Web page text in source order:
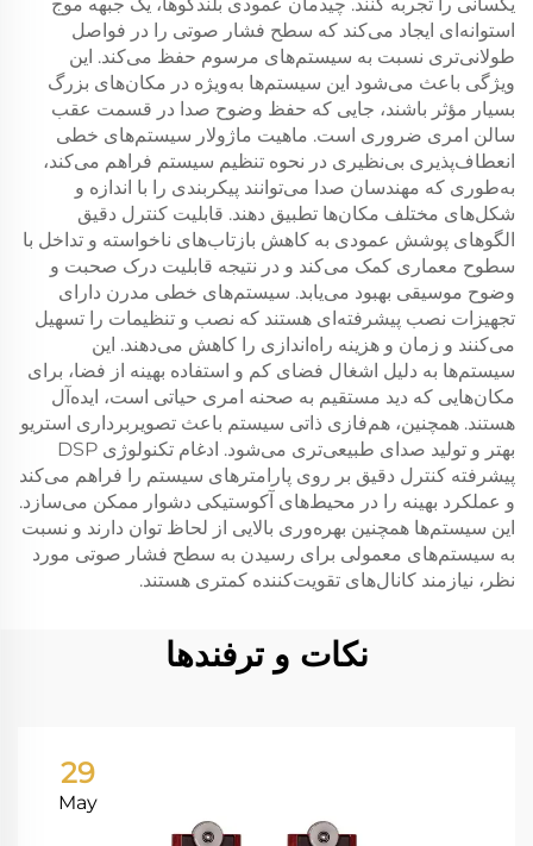
استوانه‌ای ایجاد می‌کند که سطح فشار صوتی را در فواصل
طولانی‌تری نسبت به سیستم‌های مرسوم حفظ می‌کند. این
ویژگی باعث می‌شود این سیستم‌ها به‌ویژه در مکان‌های بزرگ
بسیار مؤثر باشند، جایی که حفظ وضوح صدا در قسمت عقب
سالن امری ضروری است. ماهیت ماژولار سیستم‌های خطی
انعطاف‌پذیری بی‌نظیری در نحوه تنظیم سیستم فراهم می‌کند،
به‌طوری که مهندسان صدا می‌توانند پیکربندی را با اندازه و
شکل‌های مختلف مکان‌ها تطبیق دهند. قابلیت کنترل دقیق
الگوهای پوشش عمودی به کاهش بازتاب‌های ناخواسته و تداخل با
سطوح معماری کمک می‌کند و در نتیجه قابلیت درک صحبت و
وضوح موسیقی بهبود می‌یابد. سیستم‌های خطی مدرن دارای
تجهیزات نصب پیشرفته‌ای هستند که نصب و تنظیمات را تسهیل
می‌کنند و زمان و هزینه راه‌اندازی را کاهش می‌دهند. این
سیستم‌ها به دلیل اشغال فضای کم و استفاده بهینه از فضا، برای
مکان‌هایی که دید مستقیم به صحنه امری حیاتی است، ایده‌آل
هستند. همچنین، هم‌فازی ذاتی سیستم باعث تصویربرداری استریو
بهتر و تولید صدای طبیعی‌تری می‌شود. ادغام تکنولوژی DSP
پیشرفته کنترل دقیق بر روی پارامترهای سیستم را فراهم می‌کند
و عملکرد بهینه را در محیط‌های آکوستیکی دشوار ممکن می‌سازد.
این سیستم‌ها همچنین بهره‌وری بالایی از لحاظ توان دارند و نسبت
به سیستم‌های معمولی برای رسیدن به سطح فشار صوتی مورد
نظر، نیازمند کانال‌های تقویت‌کننده کمتری هستند.
نکات و ترفندها
29
May